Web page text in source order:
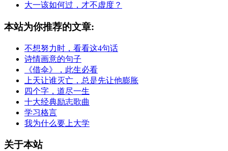
大一该如何过，才不虚度？
本站为你推荐的文章:
不想努力时，看看这4句话
诗情画意的句子
《借伞》，此生必看
上天让谁灭亡，总是先让他膨胀
四个字，道尽一生
十大经典励志歌曲
学习格言
我为什么要上大学
关于本站